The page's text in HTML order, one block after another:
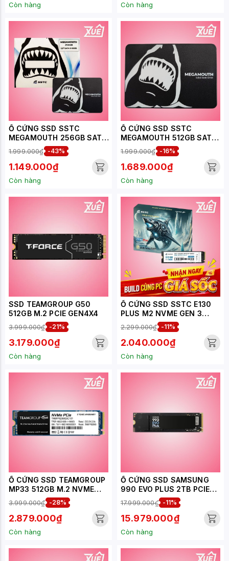
Còn hàng Còn hàng
Ổ CỨNG SSD SSTC
MEGAMOUTH 256GB SATA
III (MS-M100-256Q)
1.999.000₫ -43%
1.149.000₫
Còn hàng
Ổ CỨNG SSD SSTC
MEGAMOUTH 512GB SATA
III (MS-M100-512Q)
1.999.000₫ -16%
1.689.000₫
Còn hàng
SSD TEAMGROUP G50
512GB M.2 PCIE GEN4X4
3.999.000₫ -21%
3.179.000₫
Còn hàng
Ổ CỨNG SSD SSTC E130
PLUS M2 NVME GEN 3
512GB (E130-PLUS-512GB)
2.299.000₫ -11%
2.040.000₫
Còn hàng
Ổ CỨNG SSD TEAMGROUP
MP33 512GB M.2 NVME
2280 PCIE GEN 3.0X4
(ĐỌC 1700MB/S, GHI
1400MB/S) -
(TM8FP6512G0C101)
3.999.000₫ -28%
2.879.000₫
Còn hàng
Ổ CỨNG SSD SAMSUNG
990 EVO PLUS 2TB PCIE
NVME 4.0X4 ( ĐỌC
7250MB/S - GHI
6300MB/S) - (MZ-
17.999.000₫ -11%
15.979.000₫
Còn hàng